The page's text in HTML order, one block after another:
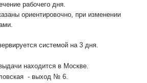
рабочего дня.
ориентировочно, при изменении
системой на 3 дня.
находится в Москве.
- выход № 6.